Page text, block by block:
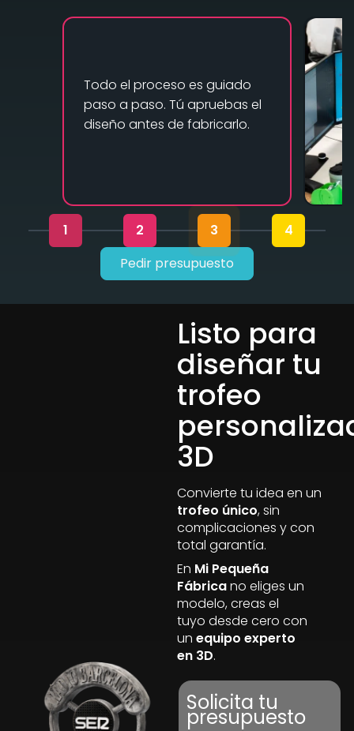
Todo el proceso es guiado
paso a paso. Tú apruebas el
diseño antes de fabricarlo.
1 2 3
4
Pedir presupuesto
Listo para
diseñar tu
trofeo
3D
Convierte tu idea en un
trofeo único, sin
complicaciones y con
total garantía.
En Mi Pequeña
Fábricano eliges un
modelo, creas el
tuyo desde cero con
un equipo experto
en 3D.
Solicita tu
presupuesto